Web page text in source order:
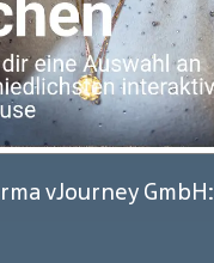
vJourney GmbH: